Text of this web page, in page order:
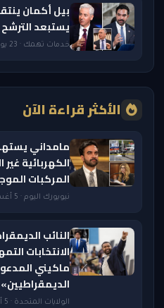
بيل أكمان
يستبعد الترشح
خدمات تهمك · 23 يوليو 2026 — 5:35 PM
الأكثر قراءة الآن
مامداني
الكهربائية
المركبات
نيويورك اليوم · 5 أغسطس 2026 — 6:50 PM
النائب
الانتخابات
ماكيني
الديمقراطيين»
الولايات المتحدة · 5 أغسطس 2026 — 10:35 AM